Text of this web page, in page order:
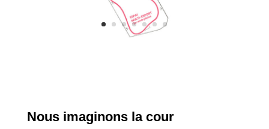
Nous imaginons la cour